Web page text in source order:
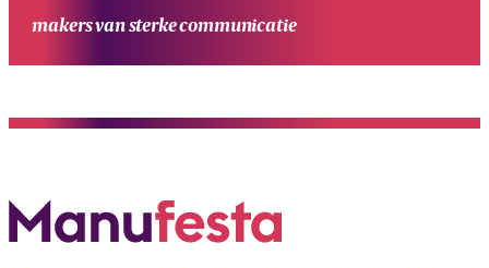
makers van sterke communicatie